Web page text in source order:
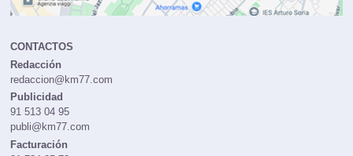
CONTACTOS
Redacción
redaccion@km77.com
Publicidad
91 513 04 95
publi@km77.com
Facturación